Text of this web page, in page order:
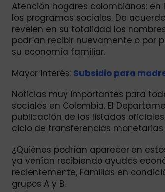
Atención hogares colombianos:
los programas sociales. De
revelen en su totalidad los
podrían recibir nuevamente o por
su economía familiar.
Mayor interés: Subsidio para
Noticias muy importantes para
sociales en Colombia. El
publicación de los listados
ciclo de transferencias
¿Quiénes podrían aparecer en
ya venían recibiendo ayudas
recientemente, Familias en
grupos A y B.